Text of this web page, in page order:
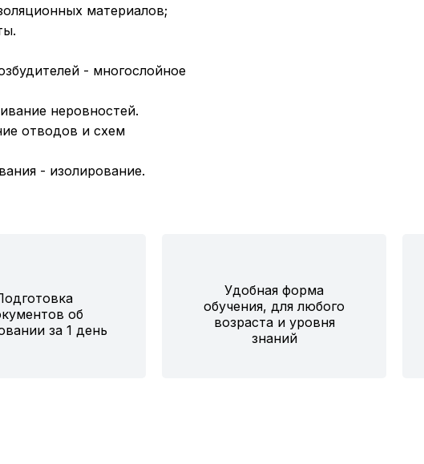
материалов;
- многослойное
неровностей.
отводов и схем
- изолирование.
об
за 1 день
Удобная форма
обучения, для любого
возраста и уровня
знаний